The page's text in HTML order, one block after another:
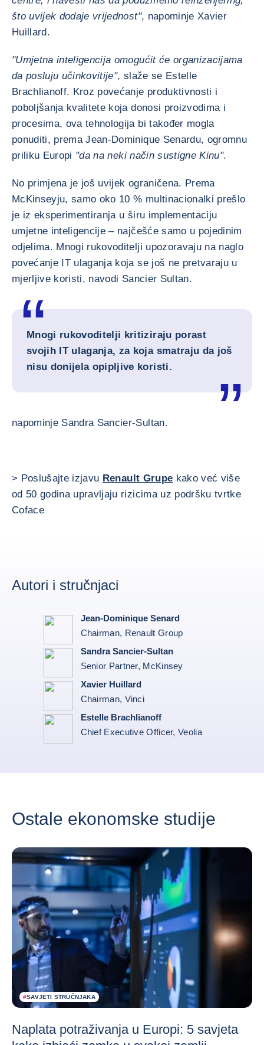
što uvijek dodaje vrijednost", napominje Xavier
Huillard.
"Umjetna inteligencija omogućit će organizacijama
da posluju učinkovitije", slaže se Estelle
Brachlianoff. Kroz povećanje produktivnosti i
poboljšanja kvalitete koja donosi proizvodima i
procesima, ova tehnologija bi također mogla
ponuditi, prema Jean-Dominique Senardu, ogromnu
priliku Europi "da na neki način sustigne Kinu".
No primjena je još uvijek ograničena. Prema
McKinseyju, samo oko 10 % multinacionalki prešlo
je iz eksperimentiranja u širu implementaciju
umjetne inteligencije – najčešće samo u pojedinim
odjelima. Mnogi rukovoditelji upozoravaju na naglo
povećanje IT ulaganja koja se još ne pretvaraju u
mjerljive koristi, navodi Sancier Sultan.
Mnogi rukovoditelji kritiziraju porast
svojih IT ulaganja, za koja smatraju da još
nisu donijela opipljive koristi.
napominje Sandra Sancier-Sultan.
> Poslušajte izjavu Renault Grupe kako već više
od 50 godina upravljaju rizicima uz podršku tvrtke
Coface
Autori i stručnjaci
Jean-Dominique Senard
Chairman, Renault Group
Sandra Sancier-Sultan
Senior Partner, McKinsey
Xavier Huillard
Chairman, Vinci
Estelle Brachlianoff
Chief Executive Officer, Veolia
Ostale ekonomske studije
#SAVJETI STRUČNJAKA
Naplata potraživanja u Europi: 5 savjeta